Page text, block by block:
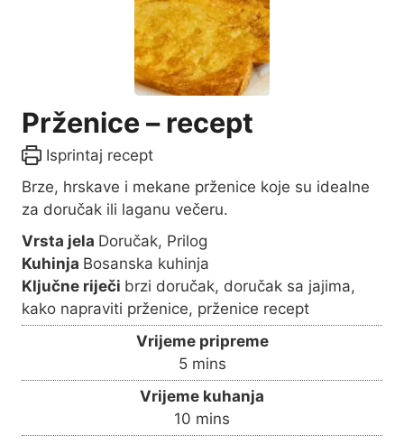
Prženice – recept
Isprintaj recept
Brze, hrskave i mekane prženice koje su idealne
za doručak ili laganu večeru.
Vrsta jela Doručak, Prilog
Kuhinja Bosanska kuhinja
Ključne riječi brzi doručak, doručak sa jajima,
kako napraviti prženice, prženice recept
Vrijeme pripreme
5m
i
n
u
mins
Vrijeme kuhanja
10 m
i
mins